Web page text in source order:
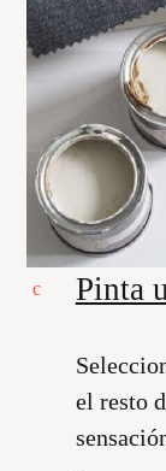
Pinta
el resto